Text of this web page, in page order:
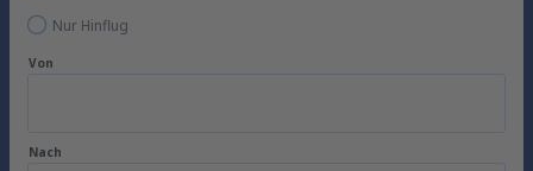
Nur Hinflug
Von
Nach